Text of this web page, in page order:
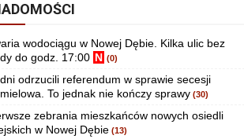
wodociągu w Nowej Dębie. Kilka ulic bez
do godz. 17:00 N (0)
odrzucili referendum w sprawie secesji
To jednak nie kończy sprawy (30)
zebrania mieszkańców nowych osiedli
w Nowej Dębie (13)